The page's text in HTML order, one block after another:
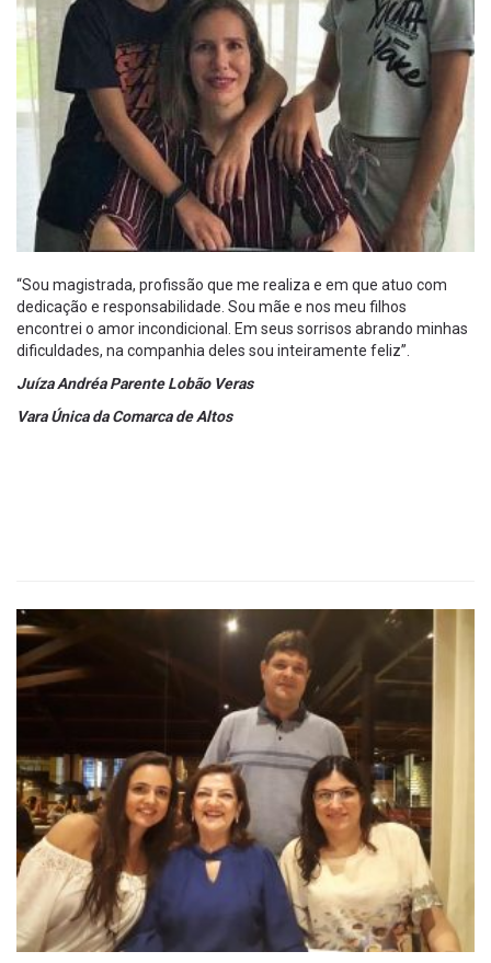
“Sou magistrada, profissão que me realiza e em que atuo com
dedicação e responsabilidade. Sou mãe e nos meu filhos
encontrei o amor incondicional. Em seus sorrisos abrando minhas
dificuldades, na companhia deles sou inteiramente feliz”.
Juíza Andréa Parente Lobão Veras
Vara Única da Comarca de Altos